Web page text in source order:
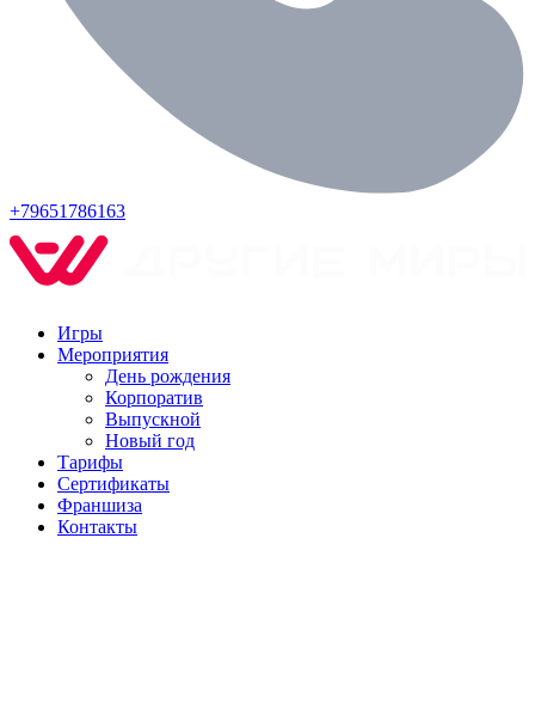
+79651786163
Игры
Мероприятия
День рождения
Корпоратив
Выпускной
Новый год
Тарифы
Сертификаты
Франшиза
Контакты